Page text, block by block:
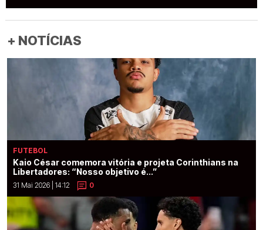
+ NOTÍCIAS
FUTEBOL
Kaio César comemora vitória e projeta Corinthians na
Libertadores: “Nosso objetivo é...”
31 Mai 2026 | 14:12 0